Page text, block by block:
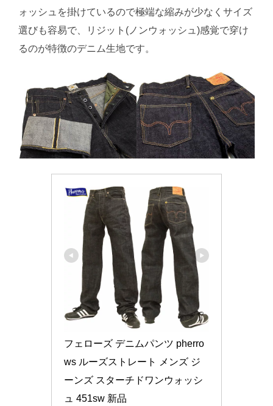
ォッシュを掛けているので極端な縮みが少なくサイズ
選びも容易で、リジット(ノンウォッシュ)感覚で穿け
るのが特徴のデニム生地です。
フェローズ デニムパンツ pherro
ws ルーズストレート メンズ ジ
ーンズ スターチドワンウォッシ
ュ 451sw 新品